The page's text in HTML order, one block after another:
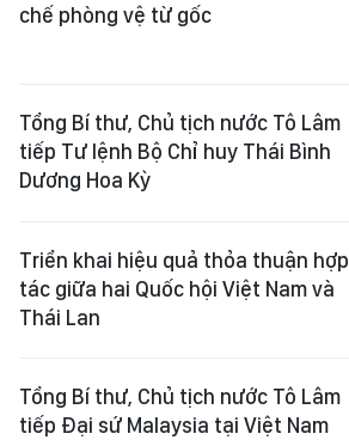
chế phòng vệ từ gốc
Tổng Bí thư, Chủ tịch nước Tô Lâm
tiếp Tư lệnh Bộ Chỉ huy Thái Bình
Dương Hoa Kỳ
Triển khai hiệu quả thỏa thuận hợp
tác giữa hai Quốc hội Việt Nam và
Thái Lan
Tổng Bí thư, Chủ tịch nước Tô Lâm
tiếp Đại sứ Malaysia tại Việt Nam